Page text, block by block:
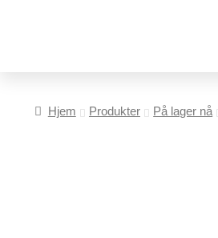
Hjem Produkter På lager nå